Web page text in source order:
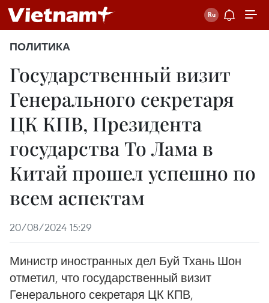
ПОЛИТИКА
Государственный визит
Генерального секретаря
ЦК КПВ, Президента
государства То Лама в
Китай прошел успешно по
всем аспектам
20/08/2024 15:29
Министр иностранных дел Буй Тхань Шон
отметил, что государственный визит
Генерального секретаря ЦК КПВ,